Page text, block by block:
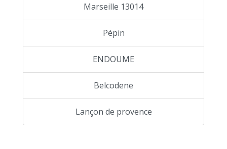
Marseille 13014
Pépin
ENDOUME
Belcodene
Lançon de provence